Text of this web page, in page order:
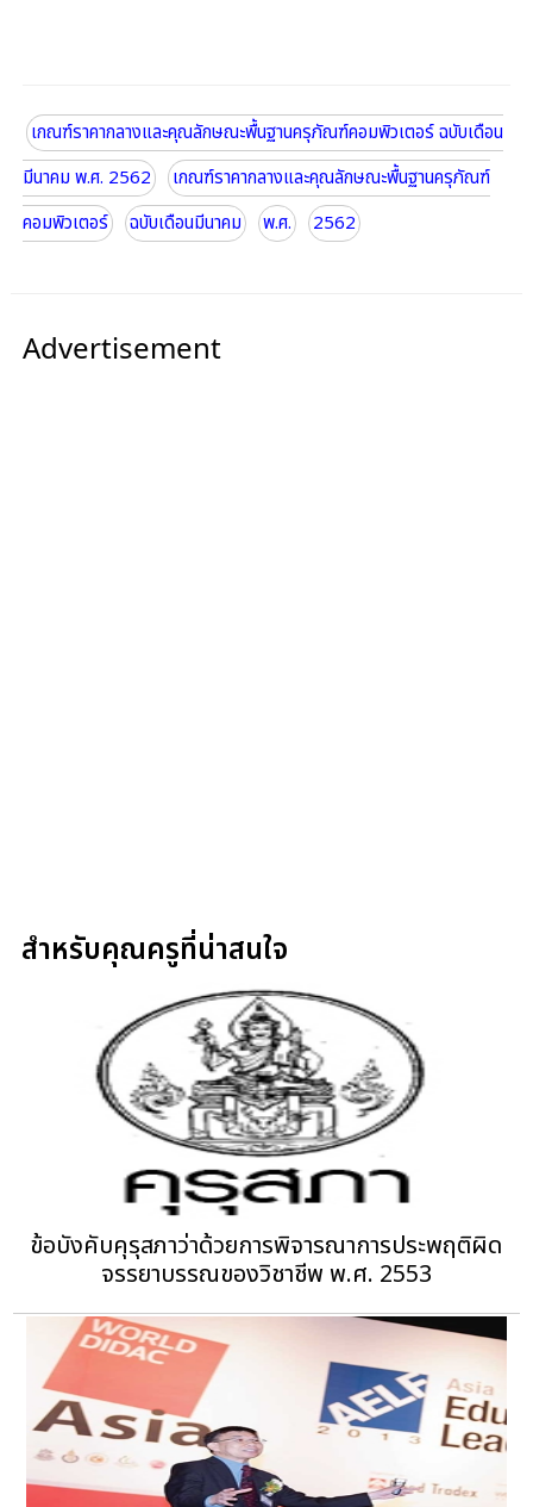
เกณฑ์ราคากลางและคุณลักษณะพื้นฐานครุภัณฑ์คอมพิวเตอร์ ฉบับเดือน
มีนาคม พ.ศ. 2562
เกณฑ์ราคากลางและคุณลักษณะพื้นฐานครุภัณฑ์
คอมพิวเตอร์
ฉบับเดือนมีนาคม พ.ศ. 2562
Advertisement
สำหรับคุณครูที่น่าสนใจ
ข้อบังคับคุรุสภาว่าด้วยการพิจารณาการประพฤติผิด
จรรยาบรรณของวิชาชีพ พ.ศ. 2553